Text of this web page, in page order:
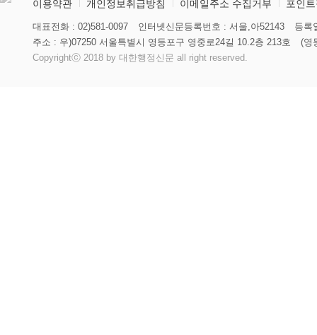
이용약관 개인정보취급방침 이메일주소 수집거부 포인
대표전화 : 02)581-0097 인터넷신문등록번호 : 서울,아52143
등록
주소 : 우)07250 서울특별시 영등포구 영중로24길 10.2층 213호
(영
Copyrightⓒ 2018 by 대한행정신문 all right reserved.